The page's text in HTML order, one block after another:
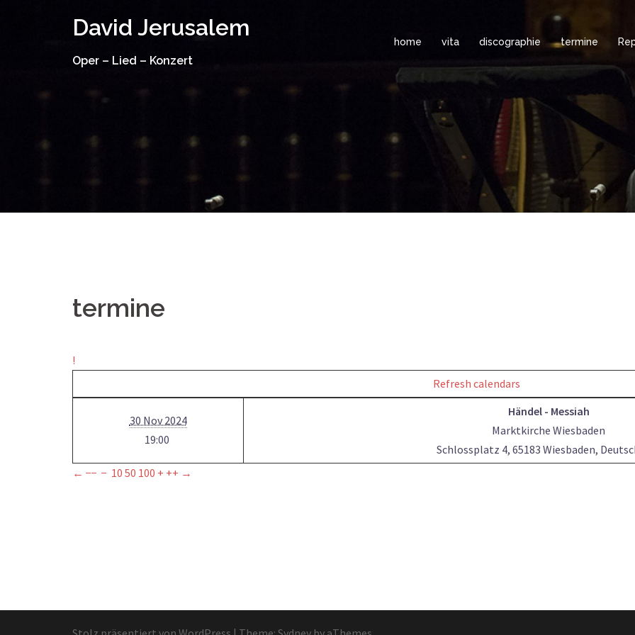
David Jerusalem
Oper – Lied – Konzert
home vita discographie termine
termine
!
Refresh calendars
30 Nov 2024
19:00
Händel - Messiah
Marktkirche Wiesbaden
Schlossplatz 4, 65183 Wiesbaden,
← −− − 10 50 100 + ++ →